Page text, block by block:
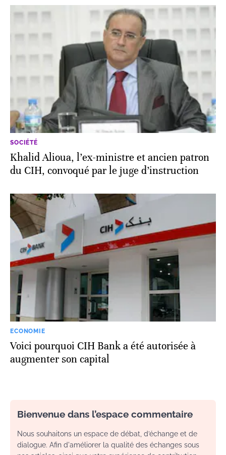
SOCIÉTÉ
Khalid Alioua, l’ex-ministre et ancien patron
du CIH, convoqué par le juge d’instruction
ECONOMIE
Voici pourquoi CIH Bank a été autorisée à
augmenter son capital
Bienvenue dans l’espace commentaire
Nous souhaitons un espace de débat, d’échange et de
dialogue. Afin d'améliorer la qualité des échanges sous